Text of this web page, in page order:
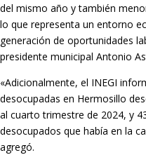
del mismo año y también
lo que representa un entorno
generación de oportunidades
presidente municipal Antonio
«Adicionalmente, el INEGI
desocupadas en Hermosillo
al cuarto trimestre de 2024, y
desocupados que había en la
agregó.